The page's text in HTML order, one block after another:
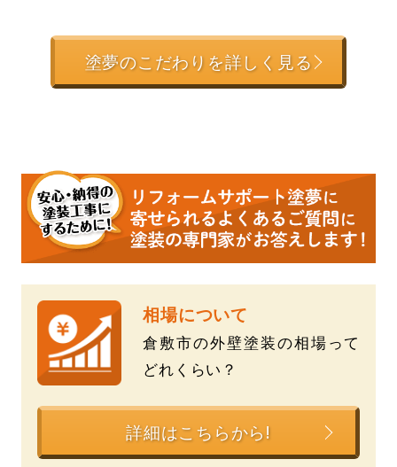
塗夢のこだわりを詳しく見る
相場について
倉敷市の外壁塗装の相場って
どれくらい？
詳細はこちらから!